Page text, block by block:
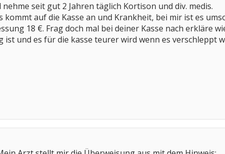
seit gut 2 Jahren täglich Kortison und div. medis.
kommt auf die Kasse an und Krankheit, bei mir ist es
18 €. Frag doch mal bei deiner Kasse nach erkläre
und es für die kasse teurer wird wenn es verschleppt